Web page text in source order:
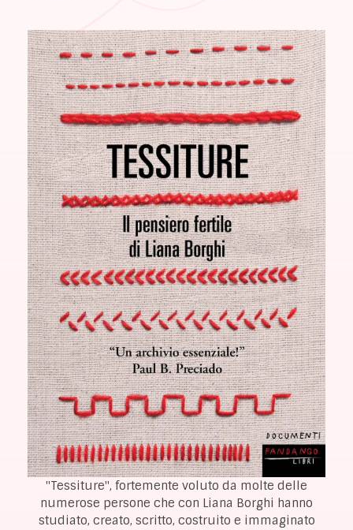
"Tessiture", fortemente voluto da molte delle
numerose persone che con Liana Borghi hanno
studiato, creato, scritto, costruito e immaginato